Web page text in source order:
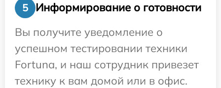
5
Информирование о готовности
Вы получите уведомление о
успешном тестировании техники
Fortuna, и наш сотрудник привезет
технику к вам домой или в офис.